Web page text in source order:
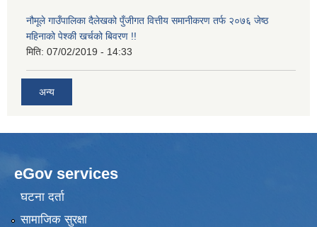
नौमूले गाउँपालिका दैलेखको पुँजीगत वित्तीय समानीकरण तर्फ २०७६ जेष्ठ
महिनाको पेश्की खर्चको बिवरण !!
मिति: 07/02/2019 - 14:33
अन्य
eGov services
घटना दर्ता
सामाजिक सुरक्षा